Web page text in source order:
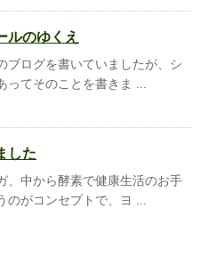
ルのゆくえ
ブログを書いていましたが、シ
ってそのことを書きま ...
した
、中から酵素で健康生活のお手
のがコンセプトで、ヨ ...